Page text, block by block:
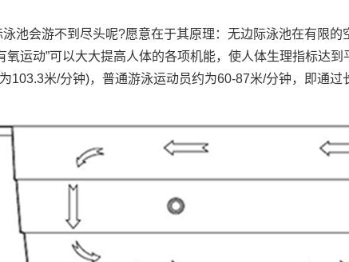
会游不到尽头呢?愿意在于其原理：无边际泳池在有限的
氧运动”可以大大提高人体的各项机能，使人体生理指标
103.3米/分钟)，普通游泳运动员约为60-87米/分钟，即通